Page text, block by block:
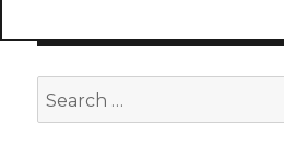
Search
for: